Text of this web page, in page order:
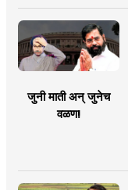
जुनी माती अन् जुनेच
वळण!